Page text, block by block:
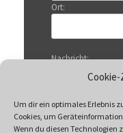
Um dir ein optimales Erlebnis
Cookies, um
Wenn du diesen
Ort:
Nachricht: